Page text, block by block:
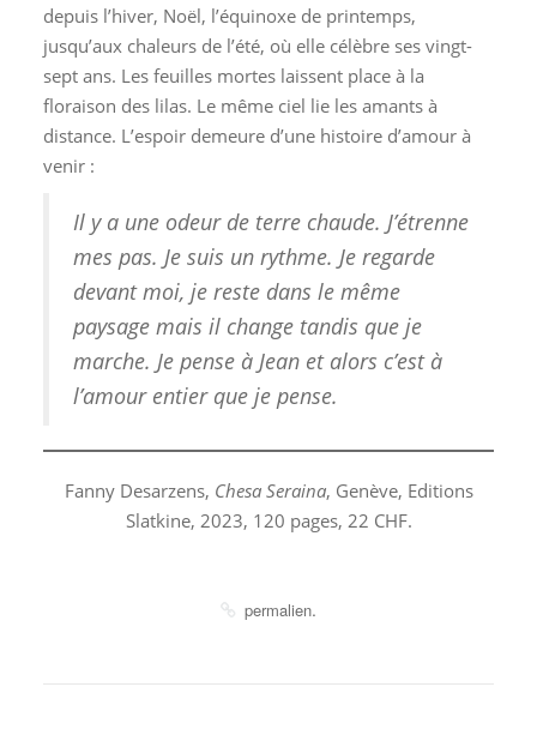
depuis l’hiver, Noël, l’équinoxe de printemps,
jusqu’aux chaleurs de l’été, où elle célèbre ses vingt-
sept ans. Les feuilles mortes laissent place à la
floraison des lilas. Le même ciel lie les amants à
distance. L’espoir demeure d’une histoire d’amour à
venir :
Il y a une odeur de terre chaude. J’étrenne
mes pas. Je suis un rythme. Je regarde
devant moi, je reste dans le même
paysage mais il change tandis que je
marche. Je pense à Jean et alors c’est à
l’amour entier que je pense.
Fanny Desarzens, Chesa Seraina, Genève, Editions
Slatkine, 2023, 120 pages, 22 CHF.
permalien.